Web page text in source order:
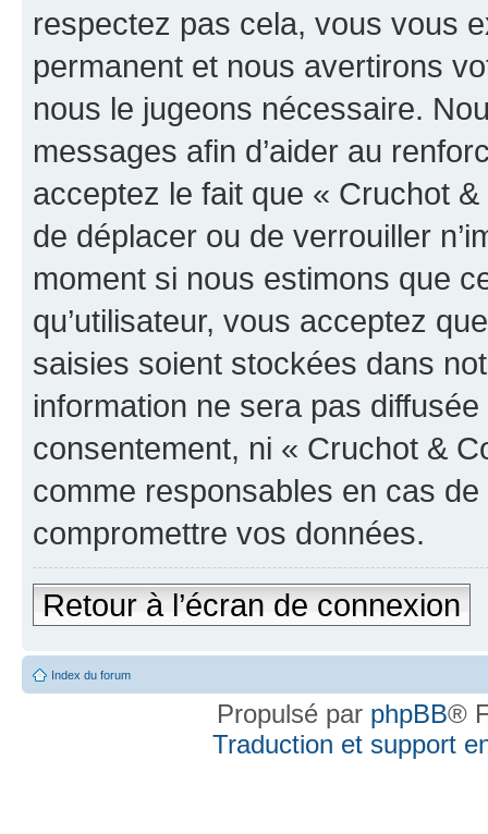
respectez pas cela, vous vous
permanent et nous avertirons
nous le jugeons nécessaire.
messages afin d’aider au
acceptez le fait que « Cruchot
de déplacer ou de verrouiller
moment si nous estimons que
qu’utilisateur, vous acceptez
saisies soient stockées dans
information ne sera pas
consentement, ni « Cruchot &
comme responsables en cas
compromettre vos données.
Retour à l’écran de connexion
Index du forum
Propulsé par phpBB®
Traduction et support